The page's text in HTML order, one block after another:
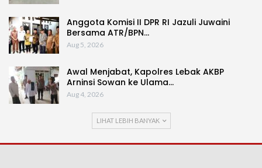
Anggota Komisi II DPR RI Jazuli Juwaini
Bersama ATR/BPN…
Aug 5, 2026
Awal Menjabat, Kapolres Lebak AKBP
Arninsi Sowan ke Ulama…
Aug 4, 2026
LIHAT LEBIH BANYAK